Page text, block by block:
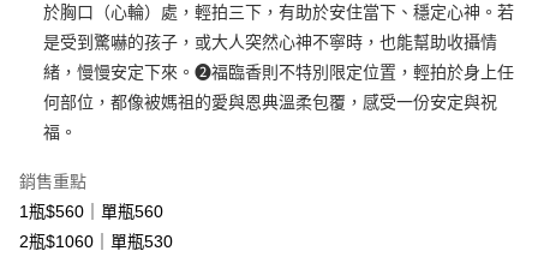
法說明評估內容。
【繳款方式說明】
1.分期款項不併入電信帳單，「大哥付你分期」於每月結算日後寄送繳費提
醒簡訊。
2.透過簡訊連結打開帳單後，可選擇「超商條碼／台灣大直營門市／銀行轉
1.本服務係由「台灣大哥大股份有限公司」（以下簡稱本公司）所提供，讓
用戶於交易時，得透過本服務購買商品或服務，並由商店將買賣／分期付款
2.基於同意付款使用「大哥付你分期」之契約關係目的，商店將以您的個人
３．安心：先確認商品／服務後，再付款。
【「AFTEE先享後付」結帳流程】
１．於結帳方式選擇「AFTEE先享後付」後，將跳轉至「AFTEE先享後付」
結帳頁面，進行簡訊認證並確認金額後，即可完成結帳。
２．訂單成立數日內，您將收到繳費通知簡訊。
ATM／網路銀行／等多元方式進行付款，方視為交易完成。
※ 請注意：結帳手續完成當下不需立刻繳費，但若您需要取消訂單，請聯絡
購買商品的店家。未經商家同意取消之訂單仍視為有效，需透過AFTEE先享
後付繳納相關費用。
運送方式
全家取貨付款
免運費
免運費
7-11取貨付款
於胸口（心輪）處，輕拍三下，有助於安住當下、穩定心神。若
是受到驚嚇的孩子，或大人突然心神不寧時，也能幫助收攝情
緒，慢慢安定下來。❷福臨香則不特別限定位置，輕拍於身上任
何部位，都像被媽祖的愛與恩典溫柔包覆，感受一份安定與祝
福。
銷售重點
1瓶$560｜單瓶560
2瓶$1060｜單瓶530